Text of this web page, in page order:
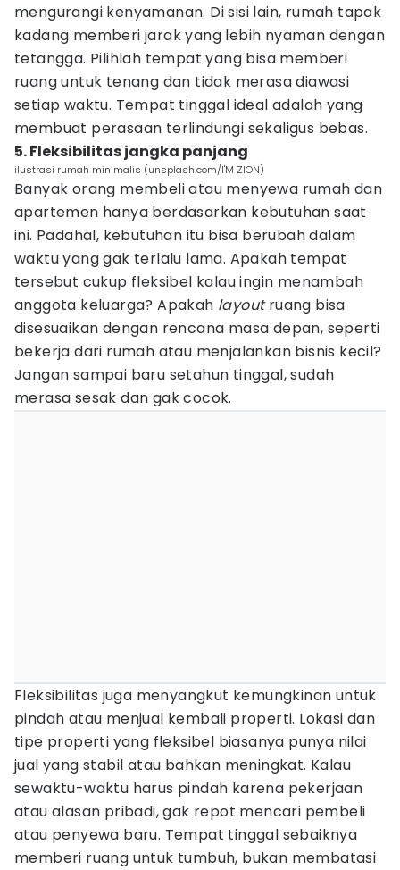
mengurangi kenyamanan. Di sisi lain, rumah tapak
kadang memberi jarak yang lebih nyaman dengan
tetangga. Pilihlah tempat yang bisa memberi
ruang untuk tenang dan tidak merasa diawasi
setiap waktu. Tempat tinggal ideal adalah yang
membuat perasaan terlindungi sekaligus bebas.
5. Fleksibilitas jangka panjang
ilustrasi rumah minimalis (unsplash.com/I'M ZION)
Banyak orang membeli atau menyewa rumah dan
apartemen hanya berdasarkan kebutuhan saat
ini. Padahal, kebutuhan itu bisa berubah dalam
waktu yang gak terlalu lama. Apakah tempat
tersebut cukup fleksibel kalau ingin menambah
anggota keluarga? Apakah layoutruang bisa
disesuaikan dengan rencana masa depan, seperti
bekerja dari rumah atau menjalankan bisnis kecil?
Jangan sampai baru setahun tinggal, sudah
merasa sesak dan gak cocok.
Fleksibilitas juga menyangkut kemungkinan untuk
pindah atau menjual kembali properti. Lokasi dan
tipe properti yang fleksibel biasanya punya nilai
jual yang stabil atau bahkan meningkat. Kalau
sewaktu-waktu harus pindah karena pekerjaan
atau alasan pribadi, gak repot mencari pembeli
atau penyewa baru. Tempat tinggal sebaiknya
memberi ruang untuk tumbuh, bukan membatasi